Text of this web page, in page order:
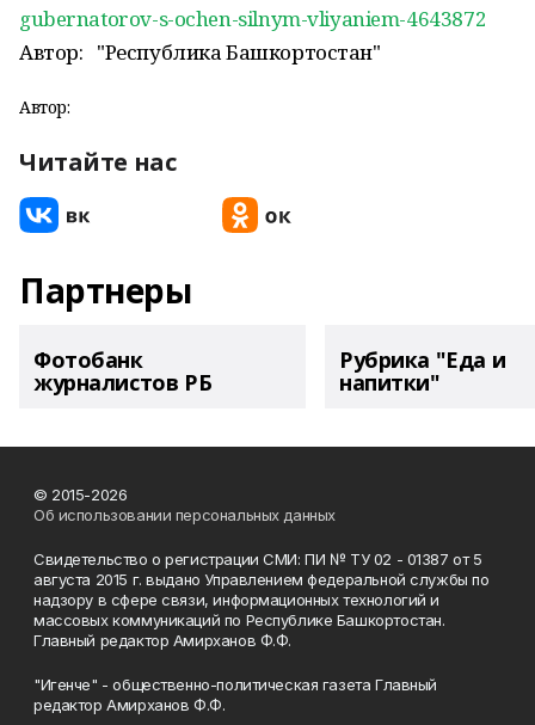
gubernatorov-s-ochen-silnym-vliyaniem-4643872
Автор: "Республика Башкортостан"
Автор:
Читайте нас
Партнеры
Фотобанк
журналистов РБ
Рубрика "Еда и
напитки"
© 2015-2026
Об использовании персональных данных
Свидетельство о регистрации СМИ: ПИ № ТУ 02 - 01387 от 5
августа 2015 г. выдано Управлением федеральной службы по
надзору в сфере связи, информационных технологий и
массовых коммуникаций по Республике Башкортостан.
Главный редактор Амирханов Ф.Ф.
"Игенче" - общественно-политическая газета Главный
редактор Амирханов Ф.Ф.